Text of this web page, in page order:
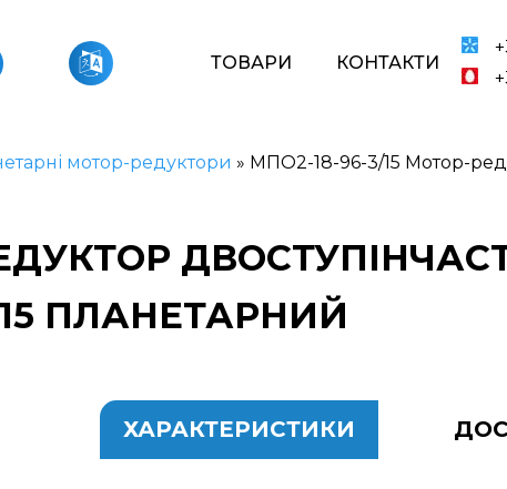
ТОВАРИ КОНТАКТИ
мотор-редуктори » МПО2-18-96-3/15 Мотор-
15 ПЛАНЕТАРНИЙ
ХАРАКТЕРИСТИКИ